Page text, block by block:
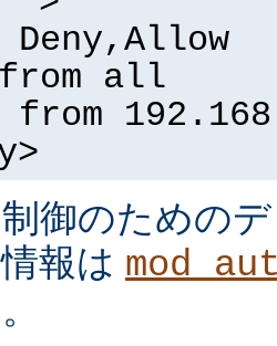
Deny,Allow
from all
from
御のための
報は